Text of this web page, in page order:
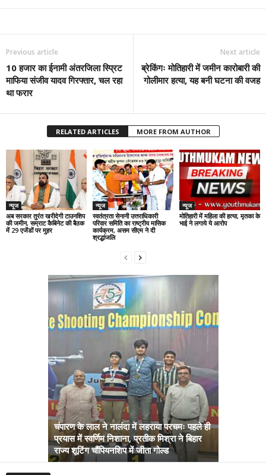
Previous article
10 हजार का ईनामी अंतरजिला स्प्रिट
माफिया संजीव यादव गिरफ्तार, चल रहा
था फरार
Next article
ब्रेकिंगः मोतिहारी में जमीन कारोबारी की
गोलीमार हत्या, यह बनी घटना की वजह
RELATED ARTICLES MORE FROM AUTHOR
न्यूज
अब सरकार तुरंत खरीदेगी टाउनशिप
की जमीन, सम्राट कैबिनेट की बैठक
में 29 एजेंडों पर मुहर
न्यूज
स्वतंत्रता सेनानी उत्तराधिकारी
परिवार समिति का राष्ट्रीय मासिक
कार्यक्रम, असम सीएम ने दी
श्रद्धांजलि
न्यूज
मोतिहारी में महिला की हत्या, मृतका के
भाई ने लगाये ये आरोप
चंपारण के लाल ने नालंदा में लहराया परचमः पहले ही
प्रयास में स्वर्णिम निशाना, प्रतीक मिश्रा ने बिहार
राज्य शूटिंग चौंपियनशिप में जीता गोल्ड